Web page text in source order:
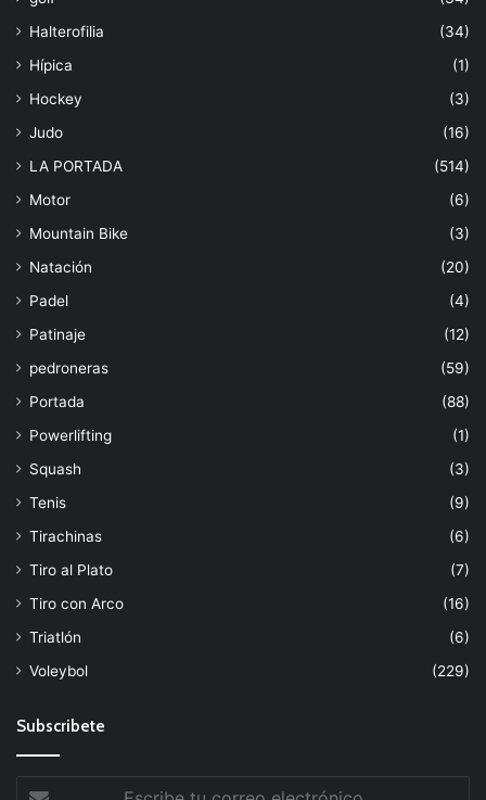
Halterofilia
(34)
Hípica
(1)
Hockey
(3)
Judo
(16)
LA PORTADA
(514)
Motor
(6)
Mountain Bike
(3)
Natación
(20)
Padel
(4)
Patinaje
(12)
pedroneras
(59)
Portada
(88)
Powerlifting
(1)
Squash
(3)
Tenis
(9)
Tirachinas
(6)
Tiro al Plato
(7)
Tiro con Arco
(16)
Triatlón
(6)
Voleybol
(229)
Subscribete